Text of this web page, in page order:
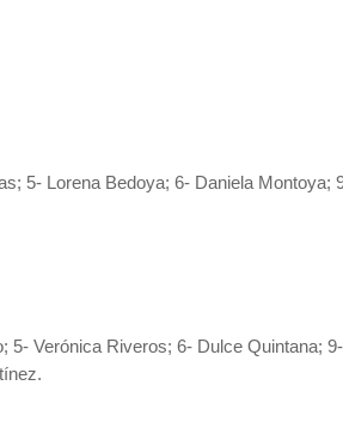
5- Lorena Bedoya; 6- Daniela
5- Verónica Riveros; 6- Dulce Quintana;